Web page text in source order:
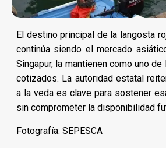
El destino principal de la langosta
continúa siendo el mercado
Singapur, la mantienen como uno
cotizados. La autoridad estatal
a la veda es clave para sostener
sin comprometer la disponibilidad
Fotografía: SEPESCA